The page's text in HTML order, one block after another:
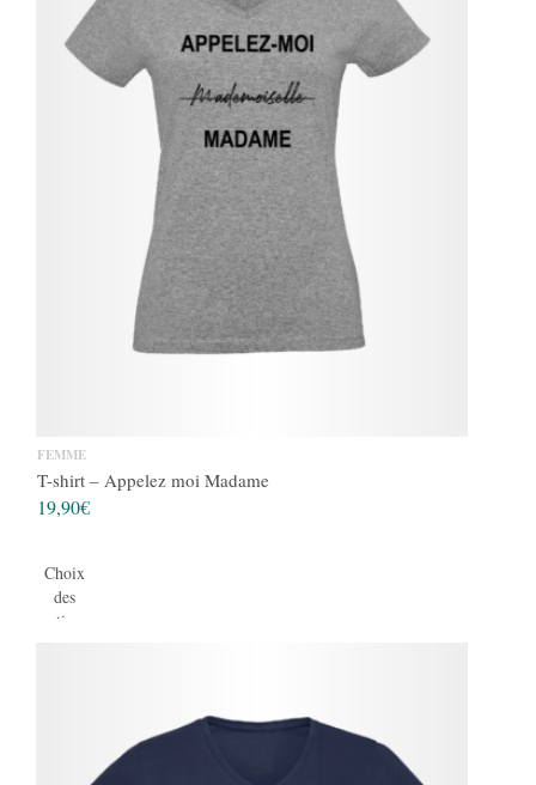
FEMME
T-shirt – Appelez moi Madame
19,90€
Choix
des
options